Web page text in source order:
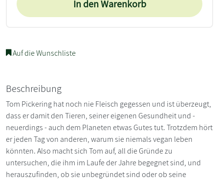
In den Warenkorb
Auf die Wunschliste
Beschreibung
Tom Pickering hat noch nie Fleisch gegessen und ist überzeugt,
dass er damit den Tieren, seiner eigenen Gesundheit und -
neuerdings - auch dem Planeten etwas Gutes tut. Trotzdem hört
er jeden Tag von anderen, warum sie niemals vegan leben
könnten. Also macht sich Tom auf, all die Gründe zu
untersuchen, die ihm im Laufe der Jahre begegnet sind, und
herauszufinden, ob sie unbegründet sind oder ob seine